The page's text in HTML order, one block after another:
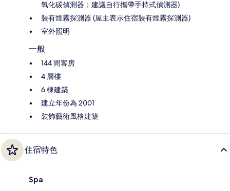
氧化碳偵測器；建議自行攜帶手持式偵測器)
裝有煙霧探測器 (屋主表示住宿裝有煙霧探測器)
室外照明
一般
144 間客房
4 層樓
6 棟建築
建立年份為 2001
裝飾藝術風格建築
住宿特色
Spa